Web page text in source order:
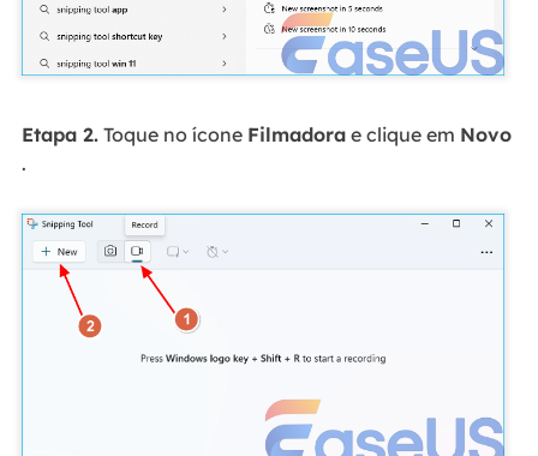
Etapa 2.Toque no ícone Filmadorae clique em Novo
.